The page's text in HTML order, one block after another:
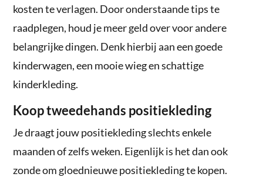
kosten te verlagen. Door onderstaande tips te
raadplegen, houd je meer geld over voor andere
belangrijke dingen. Denk hierbij aan een goede
kinderwagen, een mooie wieg en schattige
kinderkleding.
Koop tweedehands positiekleding
Je draagt jouw positiekleding slechts enkele
maanden of zelfs weken. Eigenlijk is het dan ook
zonde om gloednieuwe positiekleding te kopen.